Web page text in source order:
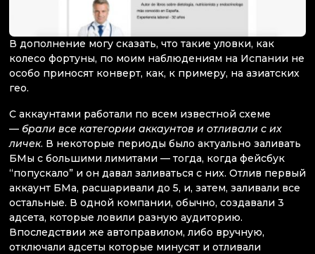
В дополнение могу сказать, что такие уловки, как
колесо фортуны, по моим наблюдениям на Испании не
особо приносят конверт, как, к примеру, на азиатских
гео.
С аккаунтами работали по всем известной схеме
— брали все категории аккаунтов и отливали с их
личек. В некоторые периоды было актуально заливать
БМы с большими лимитами — тогда, когда фейсбук
“попускало” и он давал заливаться с них. Отлив первый
аккаунт БМа, расшаривали до 5, и, затем, заливали все
остальные. В одной компании, обычно, создавали 3
адсета, которые ловили разную аудиторию.
Впоследствии же автоправилом, либо вручную,
отключали адсеты которые минусят и отливали